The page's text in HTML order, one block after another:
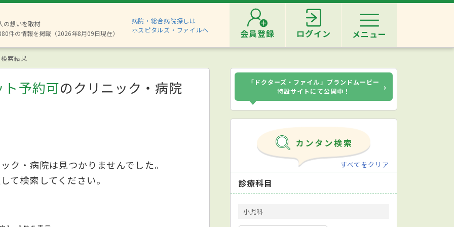
の想いを取材
件の情報を掲載（2026年8月09日現在）
病院・総合病院探しは
ホスピタルズ・ファイルへ
会員登録 ログイン メニュー
索結果
予約可のクリニック・病院
ク・病院は見つかりませんでした。
て検索してください。
「ドクターズ・ファイル」ブランドムービー
特設サイトにて公開中！
›
すべてをクリア
診療科目
小児科